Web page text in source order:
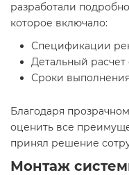
разработали
которое включало:
Спецификации
Детальный расчет
Сроки
Благодаря
оценить все
принял решение
Монтаж